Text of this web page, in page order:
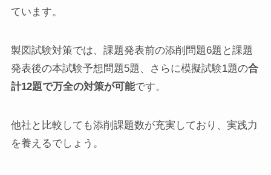
ています。
製図試験対策では、課題発表前の添削問題6題と課題
発表後の本試験予想問題5題、さらに模擬試験1題の合
計12題で万全の対策が可能です。
他社と比較しても添削課題数が充実しており、実践力
を養えるでしょう。